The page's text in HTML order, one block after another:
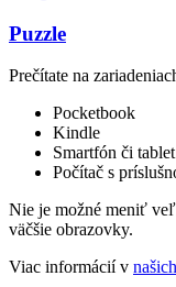
Puzzle
Prečítate na
Pocketbook
Kindle
Smartfón či
Počítač s
Nie je možné meniť
väčšie obrazovky.
Viac informácií v